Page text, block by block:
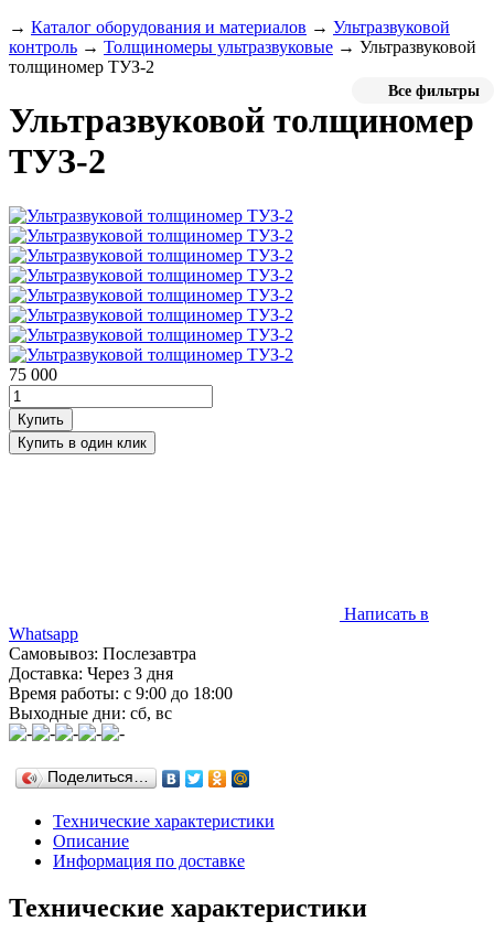
→ Каталог оборудования и материалов → Ультразвуковой
контроль → Толщиномеры ультразвуковые → Ультразвуковой
толщиномер ТУЗ-2
Все фильтры
Ультразвуковой толщиномер
ТУЗ-2
75 000
Написать в
Whatsapp
Самовывоз: Послезавтра
Доставка: Через 3 дня
Время работы: с 9:00 до 18:00
Выходные дни: сб, вс
Поделиться…
Технические характеристики
Описание
Информация по доставке
Технические характеристики